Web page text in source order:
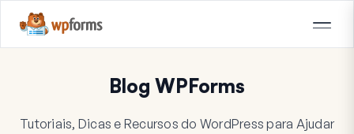
Blog WPForms
Tutoriais, Dicas e Recursos do WordPress para Ajudar